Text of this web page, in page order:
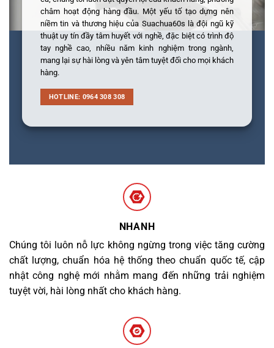
châm hoạt động hàng đầu. Một yếu tố tạo dựng nên
niềm tin và thương hiệu của Suachua60s là đội ngũ kỹ
thuật uy tín đầy tâm huyết với nghề, đặc biệt có trình độ
tay nghề cao, nhiều năm kinh nghiệm trong ngành,
mang lại sự hài lòng và yên tâm tuyệt đối cho mọi khách
hàng.
HOTLINE: 0964 308 308
NHANH
Chúng tôi luôn nỗ lực không ngừng trong việc tăng cường
chất lượng, chuẩn hóa hệ thống theo chuẩn quốc tế, cập
nhật công nghệ mới nhằm mang đến những trải nghiệm
tuyệt vời, hài lòng nhất cho khách hàng.